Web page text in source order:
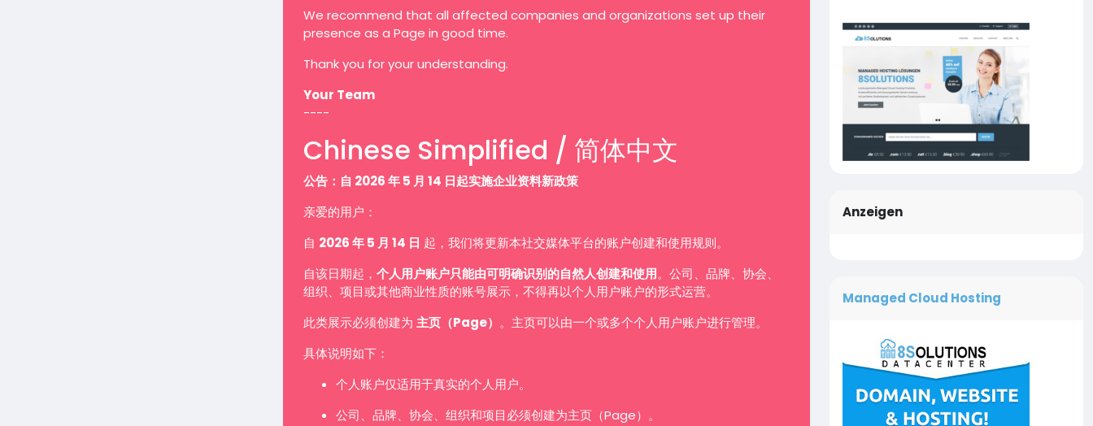
We recommend that all affected companies and organizations set up their
presence as a Page in good time.
Thank you for your understanding.
Your Team
----
Chinese Simplified / 简体中文
公告：自 2026 年 5 月 14 日起实施企业资料新政策
亲爱的用户：
自 2026 年 5 月 14 日 起，我们将更新本社交媒体平台的账户创建和使用规则。
自该日期起， 个人用户账户只能由可明确识别的自然人创建和使用。公司、品牌、协会、
组织、项目或其他商业性质的账号展示，不得再以个人用户账户的形式运营。
此类展示必须创建为 主页（Page） 。主页可以由一个或多个个人用户账户进行管理。
具体说明如下：
个人账户仅适用于真实的个人用户。
公司、品牌、协会、组织和项目必须创建为主页（Page）。
Anzeigen
Managed Cloud Hosting